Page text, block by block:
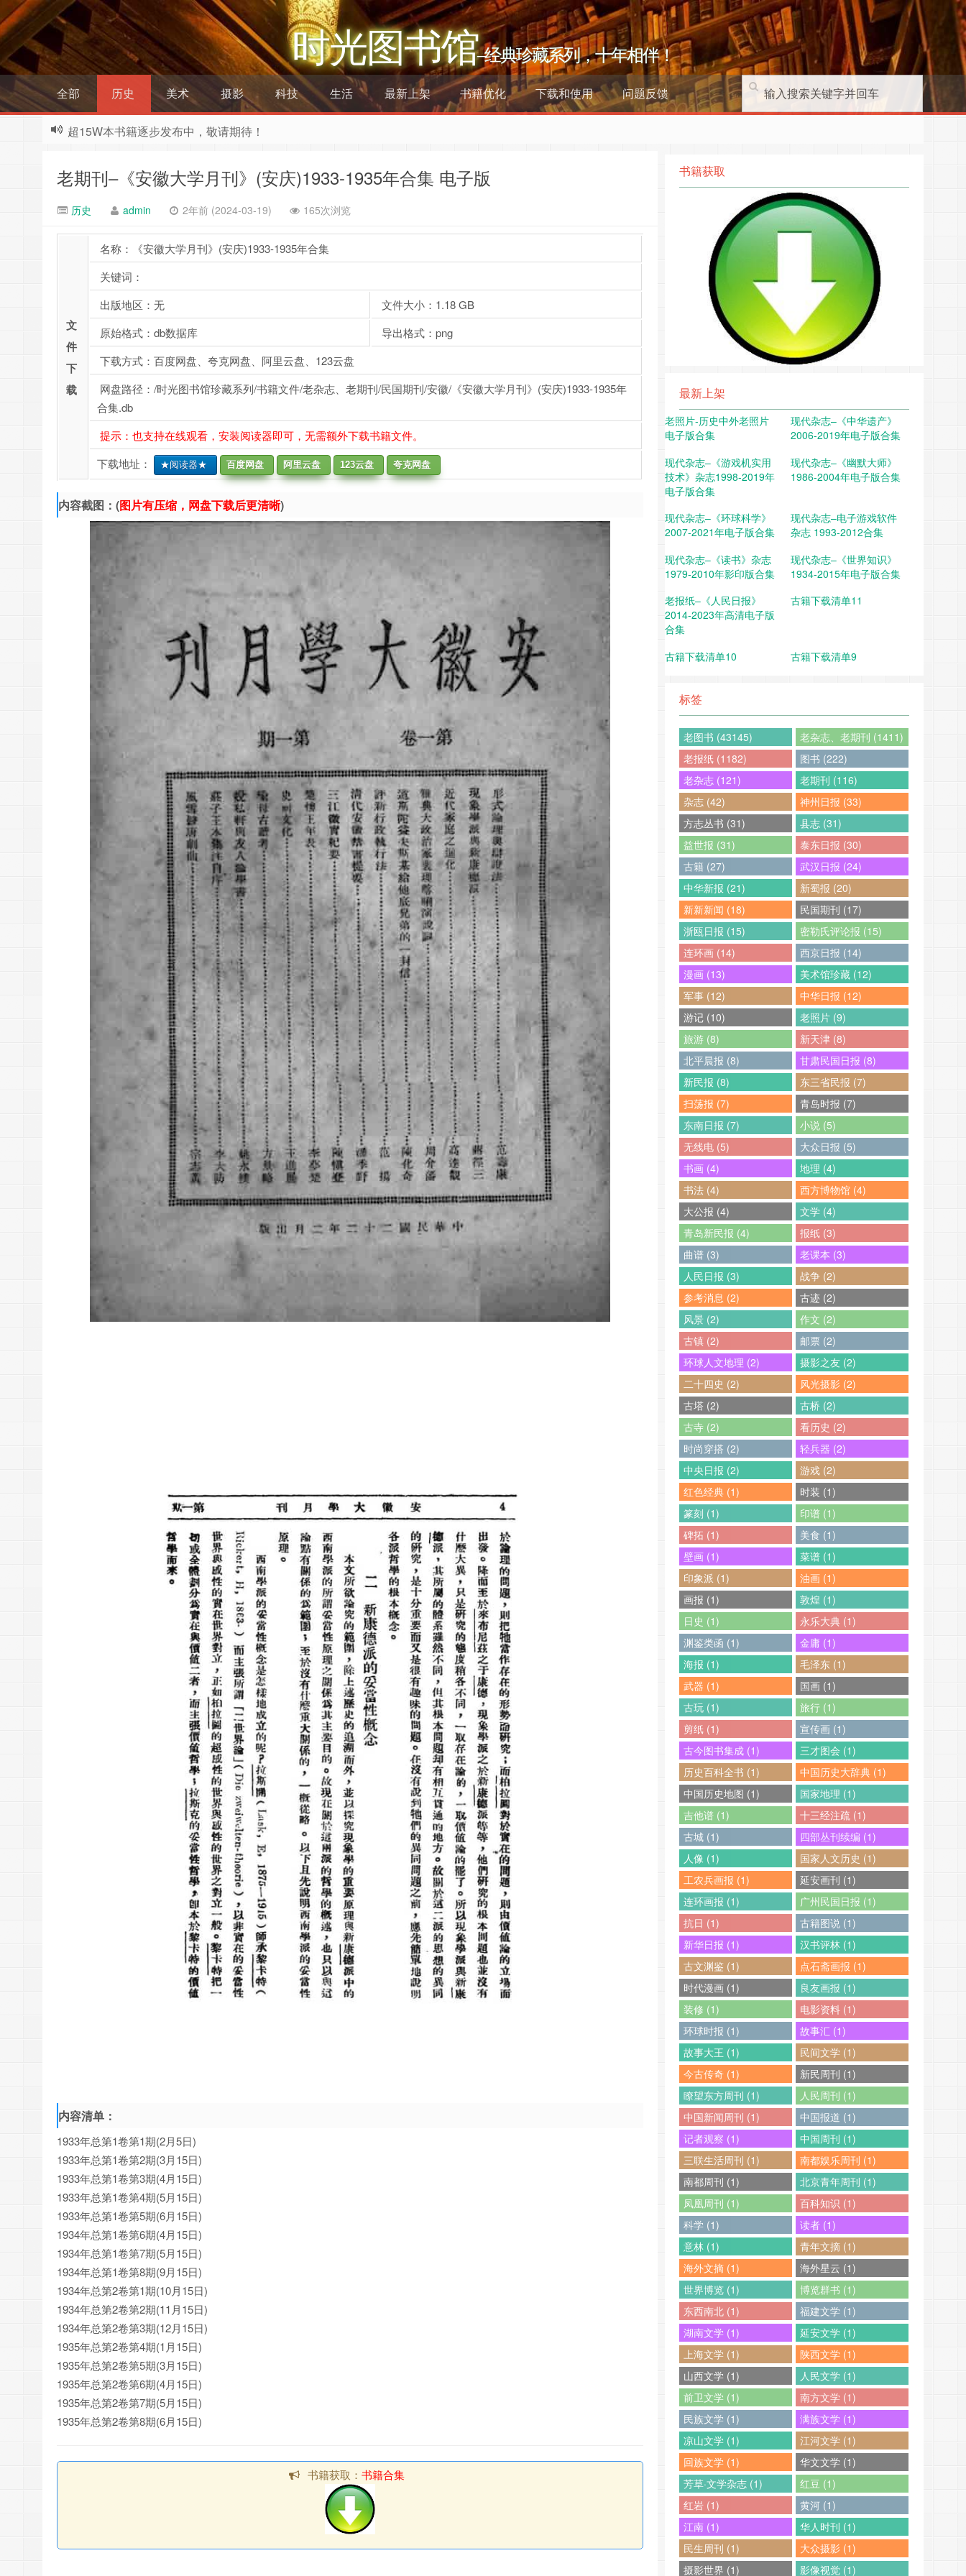
时光图书馆–经典珍藏系列，十年相伴！
全部 历史 美术 摄影 科技 生活 最新上架 书籍优化 下载和使用 问题反馈
超15W本书籍逐步发布中，敬请期待！
老期刊–《安徽大学月刊》(安庆)1933-1935年合集 电子版
历史 admin 2年前 (2024-03-19) 165次浏览
文
件
下
载
名称：《安徽大学月刊》(安庆)1933-1935年合集
关键词：
出版地区：无
文件大小：1.18 GB
原始格式：db数据库
导出格式：png
下载方式：百度网盘、夸克网盘、阿里云盘、123云盘
网盘路径：/时光图书馆珍藏系列/书籍文件/老杂志、老期刊/民国期刊/安徽/《安徽大学月刊》(安庆)1933-1935年
合集.db
提示：也支持在线观看，安装阅读器即可，无需额外下载书籍文件。
下载地址：
★阅读器★ 百度网盘 阿里云盘 123云盘 夸克网盘
内容截图：(图片有压缩，网盘下载后更清晰)
内容清单：
1933年总第1卷第1期(2月5日)
1933年总第1卷第2期(3月15日)
1933年总第1卷第3期(4月15日)
1933年总第1卷第4期(5月15日)
1933年总第1卷第5期(6月15日)
1934年总第1卷第6期(4月15日)
1934年总第1卷第7期(5月15日)
1934年总第1卷第8期(9月15日)
1934年总第2卷第1期(10月15日)
1934年总第2卷第2期(11月15日)
1934年总第2卷第3期(12月15日)
1935年总第2卷第4期(1月15日)
1935年总第2卷第5期(3月15日)
1935年总第2卷第6期(4月15日)
1935年总第2卷第7期(5月15日)
1935年总第2卷第8期(6月15日)
书籍获取： 书籍合集
书籍获取
最新上架
老照片-历史中外老照片
电子版合集
现代杂志–《中华遗产》
2006-2019年电子版合集
现代杂志–《游戏机实用
技术》杂志1998-2019年
电子版合集
现代杂志–《幽默大师》
1986-2004年电子版合集
现代杂志–《环球科学》
2007-2021年电子版合集
现代杂志–电子游戏软件
杂志 1993-2012合集
现代杂志–《读书》杂志
1979-2010年影印版合集
现代杂志–《世界知识》
1934-2015年电子版合集
老报纸–《人民日报》
2014-2023年高清电子版
合集
古籍下载清单11
古籍下载清单10 古籍下载清单9
标签
老图书 (43145)
老杂志、老期刊 (1411)
老报纸 (1182)
图书 (222)
老杂志 (121)
老期刊 (116)
杂志 (42)
神州日报 (33)
方志丛书 (31)
县志 (31)
益世报 (31)
泰东日报 (30)
古籍 (27)
武汉日报 (24)
中华新报 (21)
新蜀报 (20)
新新新闻 (18)
民国期刊 (17)
浙瓯日报 (15)
密勒氏评论报 (15)
连环画 (14)
西京日报 (14)
漫画 (13)
美术馆珍藏 (12)
军事 (12)
中华日报 (12)
游记 (10)
老照片 (9)
旅游 (8)
新天津 (8)
北平晨报 (8)
甘肃民国日报 (8)
新民报 (8)
东三省民报 (7)
扫荡报 (7)
青岛时报 (7)
东南日报 (7)
小说 (5)
无线电 (5)
大众日报 (5)
书画 (4)
地理 (4)
书法 (4)
西方博物馆 (4)
大公报 (4)
文学 (4)
青岛新民报 (4)
报纸 (3)
曲谱 (3)
老课本 (3)
人民日报 (3)
战争 (2)
参考消息 (2)
古迹 (2)
风景 (2)
作文 (2)
古镇 (2)
邮票 (2)
环球人文地理 (2)
摄影之友 (2)
二十四史 (2)
风光摄影 (2)
古塔 (2)
古桥 (2)
古寺 (2)
看历史 (2)
时尚穿搭 (2)
轻兵器 (2)
中央日报 (2)
游戏 (2)
红色经典 (1)
时装 (1)
篆刻 (1)
印谱 (1)
碑拓 (1)
美食 (1)
壁画 (1)
菜谱 (1)
印象派 (1)
油画 (1)
画报 (1)
敦煌 (1)
日史 (1)
永乐大典 (1)
渊鉴类函 (1)
金庸 (1)
海报 (1)
毛泽东 (1)
武器 (1)
国画 (1)
古玩 (1)
旅行 (1)
剪纸 (1)
宣传画 (1)
古今图书集成 (1)
三才图会 (1)
历史百科全书 (1)
中国历史大辞典 (1)
中国历史地图 (1)
国家地理 (1)
吉他谱 (1)
十三经注疏 (1)
古城 (1)
四部丛刊续编 (1)
人像 (1)
国家人文历史 (1)
工农兵画报 (1)
延安画刊 (1)
连环画报 (1)
广州民国日报 (1)
抗日 (1)
古籍图说 (1)
新华日报 (1)
汉书评林 (1)
古文渊鉴 (1)
点石斋画报 (1)
时代漫画 (1)
良友画报 (1)
装修 (1)
电影资料 (1)
环球时报 (1)
故事汇 (1)
故事大王 (1)
民间文学 (1)
今古传奇 (1)
新民周刊 (1)
瞭望东方周刊 (1)
人民周刊 (1)
中国新闻周刊 (1)
中国报道 (1)
记者观察 (1)
中国周刊 (1)
三联生活周刊 (1)
南都娱乐周刊 (1)
南都周刊 (1)
北京青年周刊 (1)
凤凰周刊 (1)
百科知识 (1)
科学 (1)
读者 (1)
意林 (1)
青年文摘 (1)
海外文摘 (1)
海外星云 (1)
世界博览 (1)
博览群书 (1)
东西南北 (1)
福建文学 (1)
湖南文学 (1)
延安文学 (1)
上海文学 (1)
陕西文学 (1)
山西文学 (1)
人民文学 (1)
前卫文学 (1)
南方文学 (1)
民族文学 (1)
满族文学 (1)
凉山文学 (1)
江河文学 (1)
回族文学 (1)
华文文学 (1)
芳草·文学杂志 (1)
红豆 (1)
红岩 (1)
黄河 (1)
江南 (1)
华人时刊 (1)
民生周刊 (1)
大众摄影 (1)
摄影世界 (1)
影像视觉 (1)